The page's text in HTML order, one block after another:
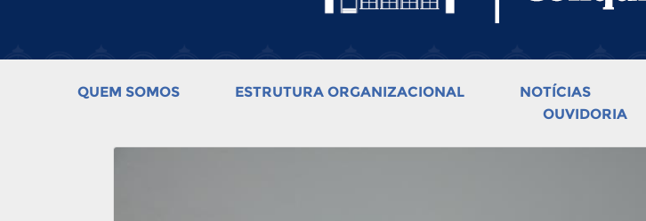
QUEM SOMOS ESTRUTURA ORGANIZACIONAL NOTÍCIAS
OUVIDORIA